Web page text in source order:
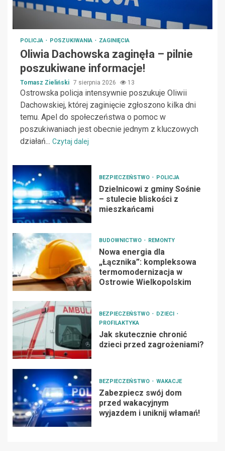
POLICJA POSZUKIWANIA ZAGINIĘCIA
Oliwia Dachowska zaginęła – pilnie
poszukiwane informacje!
Tomasz Zieliński 7 sierpnia 2026 13
Ostrowska policja intensywnie poszukuje Oliwii
Dachowskiej, której zaginięcie zgłoszono kilka dni
temu. Apel do społeczeństwa o pomoc w
poszukiwaniach jest obecnie jednym z kluczowych
działań... Czytaj dalej
BEZPIECZEŃSTWO POLICJA
Dzielnicowi z gminy Sośnie
– stulecie bliskości z
mieszkańcami
BUDOWNICTWO REMONTY
Nowa energia dla
„Łącznika”: kompleksowa
termomodernizacja w
Ostrowie Wielkopolskim
BEZPIECZEŃSTWO
DZIECI
PROFILAKTYKA
Jak skutecznie chronić
dzieci przed zagrożeniami?
BEZPIECZEŃSTWO WAKACJE
Zabezpiecz swój dom
przed wakacyjnym
wyjazdem i uniknij włamań!